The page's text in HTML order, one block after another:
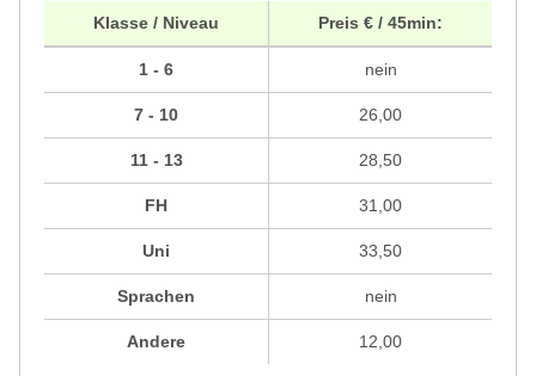
Klasse / Niveau
1 - 6
7 - 10
11 - 13
FH
Uni
Sprachen
Andere
Preis € / 45min:
nein
26,00
28,50
31,00
33,50
nein
12,00